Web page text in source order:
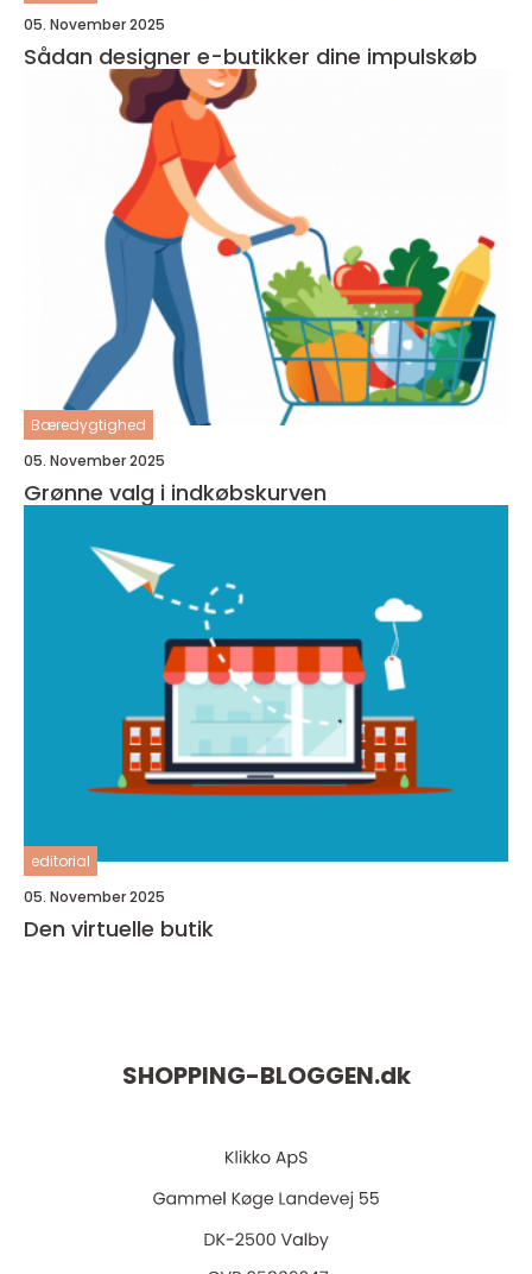
05. November 2025
Sådan designer e-butikker dine impulskøb
Bæredygtighed
05. November 2025
Grønne valg i indkøbskurven
editorial
05. November 2025
Den virtuelle butik
SHOPPING-BLOGGEN.dk